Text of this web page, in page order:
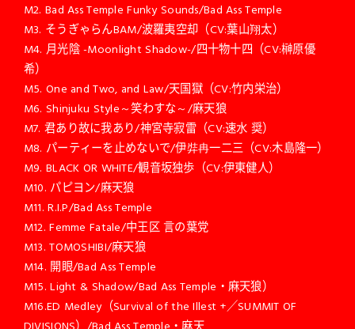
M2. Bad Ass Temple Funky Sounds/Bad Ass Temple
M3. そうぎゃらんBAM/波羅夷空却（CV:葉山翔太）
M4. 月光陰 -Moonlight Shadow-/四十物十四（CV:榊原優
希）
M5. One and Two, and Law/天国獄（CV:竹内栄治）
M6. Shinjuku Style～笑わすな～/麻天狼
M7. 君あり故に我あり/神宮寺寂雷（CV:速水 奨）
M8. パーティーを止めないで/伊弉冉一二三（CV:木島隆一）
M9. BLACK OR WHITE/観音坂独歩（CV:伊東健人）
M10. パピヨン/麻天狼
M11. R.I.P/Bad Ass Temple
M12. Femme Fatale/中王区 言の葉党
M13. TOMOSHIBI/麻天狼
M14. 開眼/Bad Ass Temple
M15. Light & Shadow/Bad Ass Temple・麻天狼）
M16.ED Medley（Survival of the Illest +／SUMMIT OF
DIVISIONS）/Bad Ass Temple・麻天